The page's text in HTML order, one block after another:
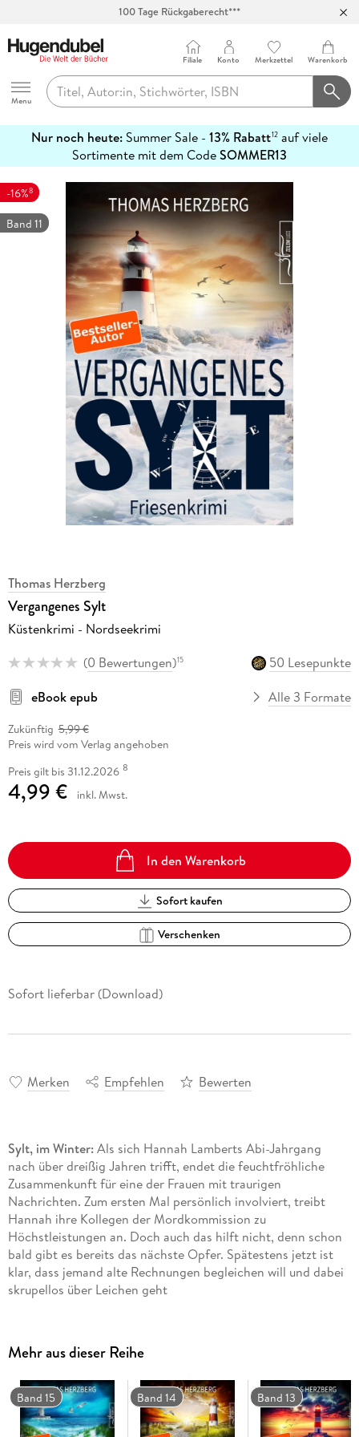
100 Tage Rückgaberecht***
Hugendubel
Menu
Filiale Konto Merkzettel Warenkorb
Nur noch heute: Summer Sale - 13% Rabatt12 auf viele
Sortimente mit dem CodeSOMMER13
erfahren
-16%8
Band 11
Thomas Herzberg
Vergangenes Sylt
Küstenkrimi - Nordseekrimi
(0 Bewertungen)15
50 Lesepunkte
eBook epub
Alle 3 Formate
Zukünftig 5,99 €
Preis wird vom Verlag angehoben
Preis gilt bis 31.12.2026 8
4,99 € inkl. Mwst.
In den Warenkorb
Sofort kaufen
Verschenken
Sofort lieferbar (Download)
Merken Empfehlen Bewerten
Sylt, im Winter:Als sich Hannah Lamberts Abi-Jahrgang
nach über dreißig Jahren trifft, endet die feuchtfröhliche
Zusammenkunft für eine der Frauen mit traurigen
Nachrichten. Zum ersten Mal persönlich involviert, treibt
Hannah ihre Kollegen der Mordkommission zu
Höchstleistungen an. Doch auch das hilft nicht, denn schon
bald gibt es bereits das nächste Opfer. Spätestens jetzt ist
klar, dass jemand alte Rechnungen begleichen will und dabei
skrupellos über Leichen geht
ermittelt" .
Jeder Fall ist in sich abgeschlossen. Es kann allerdings nicht
schaden, auch die vorangegangenen Fälle zu kennen ;)
Bisher erschienen:
" Ausgerechnet Sylt"
" Eiskaltes Sylt"
Mehr aus dieser Reihe
Band 15 Band 14 Band 13